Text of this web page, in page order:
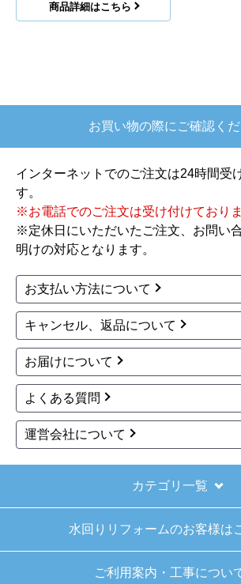
商品詳細はこちら
お買い物の際にご確認く
インターネットでのご注文は24時間受
す。
※お電話でのご注文は受け付けておりま
※定休日にいただいたご注文、お問い
明けの対応となります。
お支払い方法について
キャンセル、返品について
お届けについて
よくある質問
運営会社について
カテゴリ一覧
水回りリフォームのお客様は
ご利用案内・工事につい